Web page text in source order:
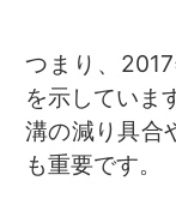
つまり、
を示していま
溝の減り具合
も重要です。